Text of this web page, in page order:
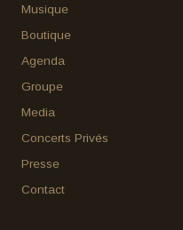
Musique
Boutique
Agenda
Groupe
Media
Concerts Privés
Presse
Contact